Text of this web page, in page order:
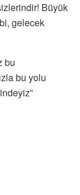
Büyük
gelecek
bu
bu yolu